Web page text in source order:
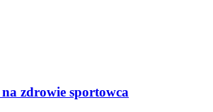
zdrowie sportowca